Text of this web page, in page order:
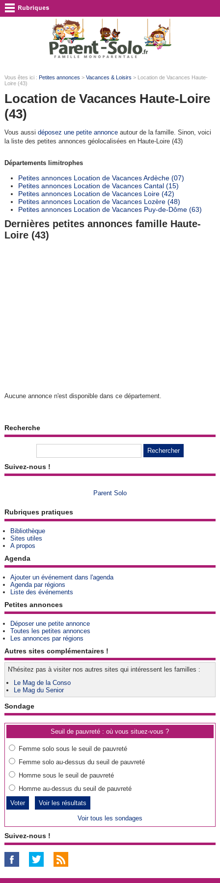
Vous êtes ici : Petites annonces > Vacances & Loisirs > Location de Vacances Haute-
Loire (43)
Location de Vacances Haute-Loire
(43)
Vous aussi déposez une petite annonceautour de la famille. Sinon, voici
la liste des petites annonces géolocalisées en Haute-Loire (43)
Départements limitrophes
Petites annonces Location de Vacances Ardèche (07)
Petites annonces Location de Vacances Cantal (15)
Petites annonces Location de Vacances Loire (42)
Petites annonces Location de Vacances Lozère (48)
Petites annonces Location de Vacances Puy-de-Dôme (63)
Dernières petites annonces famille Haute-
Loire (43)
Aucune annonce n'est disponible dans ce département.
Recherche
Suivez-nous !
Parent Solo
Rubriques pratiques
Bibliothèque
Sites utiles
A propos
Agenda
Ajouter un événement dans l'agenda
Agenda par régions
Liste des événements
Petites annonces
Déposer une petite annonce
Toutes les petites annonces
Les annonces par régions
Autres sites complémentaires !
N'hésitez pas à visiter nos autres sites qui intéressent les familles :
Le Mag de la Conso
Le Mag du Senior
Sondage
Seuil de pauvreté : où vous situez-vous ?
Femme solo sous le seuil de pauvreté
Femme solo au-dessus du seuil de pauvreté
Homme sous le seuil de pauvreté
Homme au-dessus du seuil de pauvreté
Voir les résultats
Voir tous les sondages
Suivez-nous !